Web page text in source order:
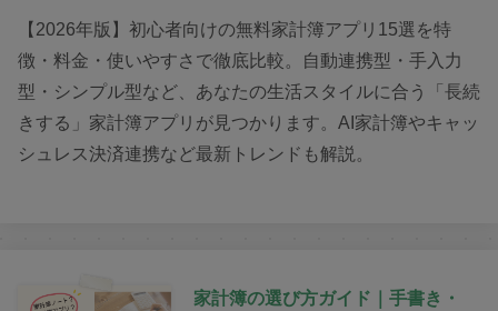
【2026年版】初心者向けの無料家計簿アプリ15選を特
徴・料金・使いやすさで徹底比較。自動連携型・手入力
型・シンプル型など、あなたの生活スタイルに合う「長続
きする」家計簿アプリが見つかります。AI家計簿やキャッ
シュレス決済連携など最新トレンドも解説。
家計簿の選び方ガイド｜手書き・